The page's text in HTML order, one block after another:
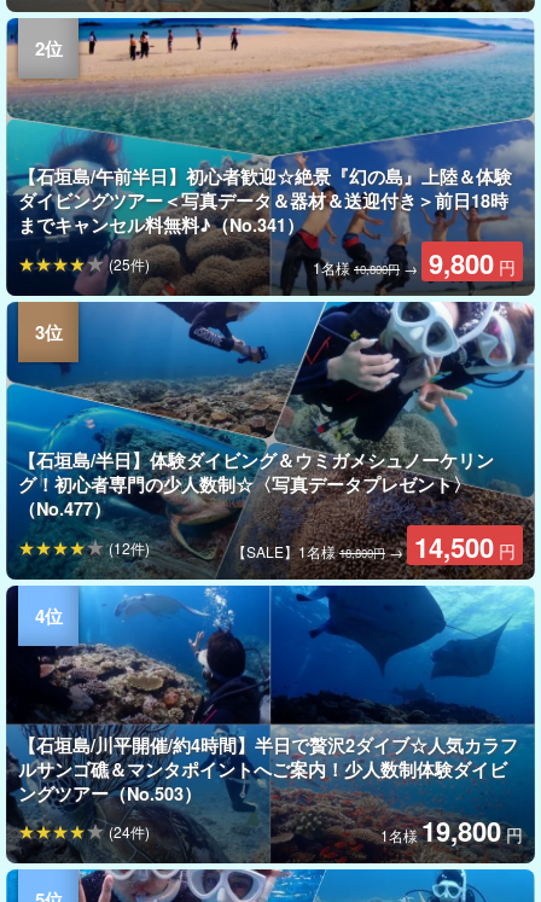
【石垣島/午前半日】初心者歓迎☆絶景『幻の島』上陸＆体験
ダイビングツアー＜写真データ＆器材＆送迎付き＞前日18時
までキャンセル料無料♪（No.341）
1名様10,800円 → 9,800 円
(25件)
【石垣島/半日】体験ダイビング＆ウミガメシュノーケリン
グ！初心者専門の少人数制☆〈写真データプレゼント〉
（No.477）
【SALE】1名様18,800円→ 14,500 円
(12件)
【石垣島/川平開催/約4時間】半日で贅沢2ダイブ☆人気カラフ
ルサンゴ礁＆マンタポイントへご案内！少人数制体験ダイビ
ングツアー（No.503）
1名様19,800 円
(24件)